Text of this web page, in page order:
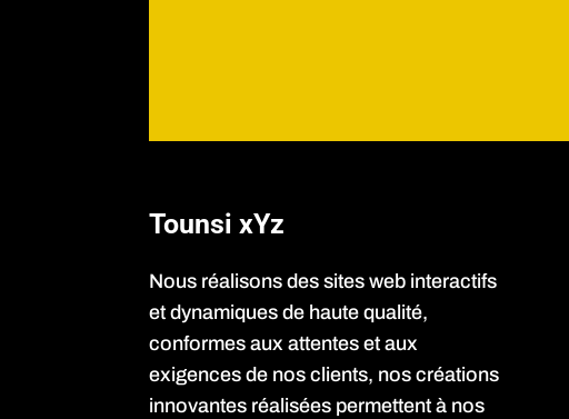
Tounsi xYz
Nous réalisons des sites web interactifs
et dynamiques de haute qualité,
conformes aux attentes et aux
exigences de nos clients, nos créations
innovantes réalisées permettent à nos